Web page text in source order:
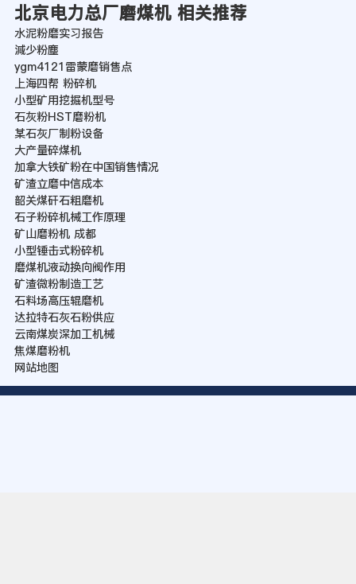
北京电力总厂磨煤机 相关推荐
水泥粉磨实习报告
減少粉塵
ygm4121雷蒙磨销售点
上海四帮 粉碎机
小型矿用挖掘机型号
石灰粉HST磨粉机
某石灰厂制粉设备
大产量碎煤机
加拿大铁矿粉在中国销售情况
矿渣立磨中信成本
韶关煤矸石粗磨机
石子粉碎机械工作原理
矿山磨粉机 成都
小型锤击式粉碎机
磨煤机液动换向阀作用
矿渣微粉制造工艺
石料场高压辊磨机
达拉特石灰石粉供应
云南煤炭深加工机械
焦煤磨粉机
网站地图